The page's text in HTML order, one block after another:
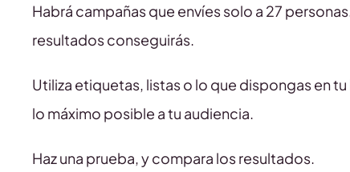
Habrá campañas que envíes solo a 27
resultados conseguirás.
Utiliza etiquetas, listas o lo que dispongas en
lo máximo posible a tu audiencia.
Haz una prueba, y compara los resultados.